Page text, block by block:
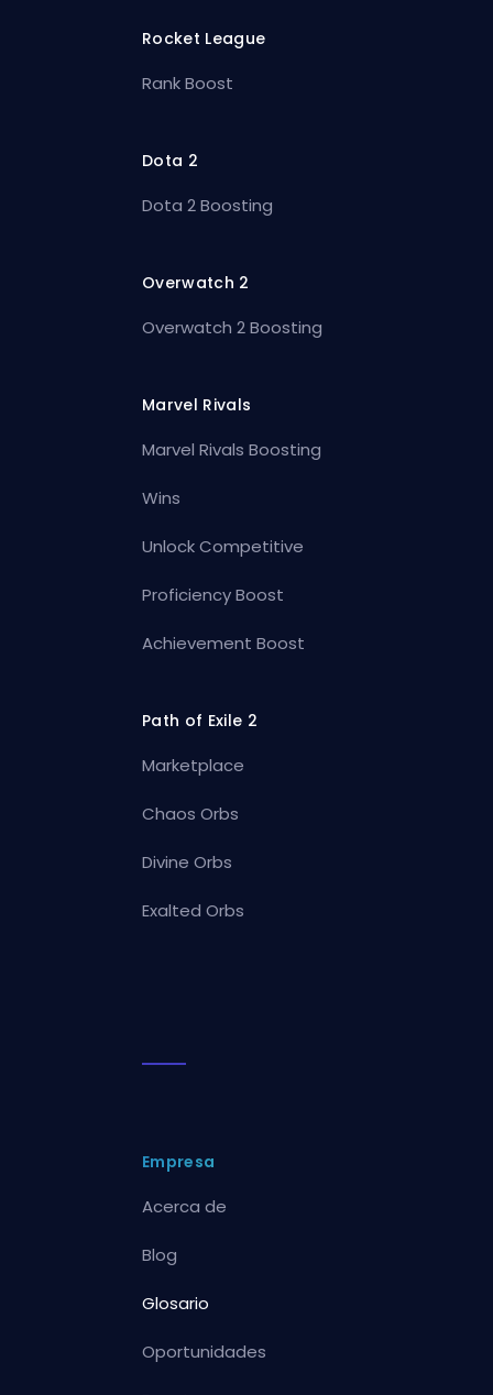
Rocket League
Rank Boost
Dota 2
Dota 2 Boosting
Overwatch 2
Overwatch 2 Boosting
Marvel Rivals
Marvel Rivals Boosting
Wins
Unlock Competitive
Proficiency Boost
Achievement Boost
Path of Exile 2
Marketplace
Chaos Orbs
Divine Orbs
Exalted Orbs
Empresa
Acerca de
Blog
Glosario
Oportunidades